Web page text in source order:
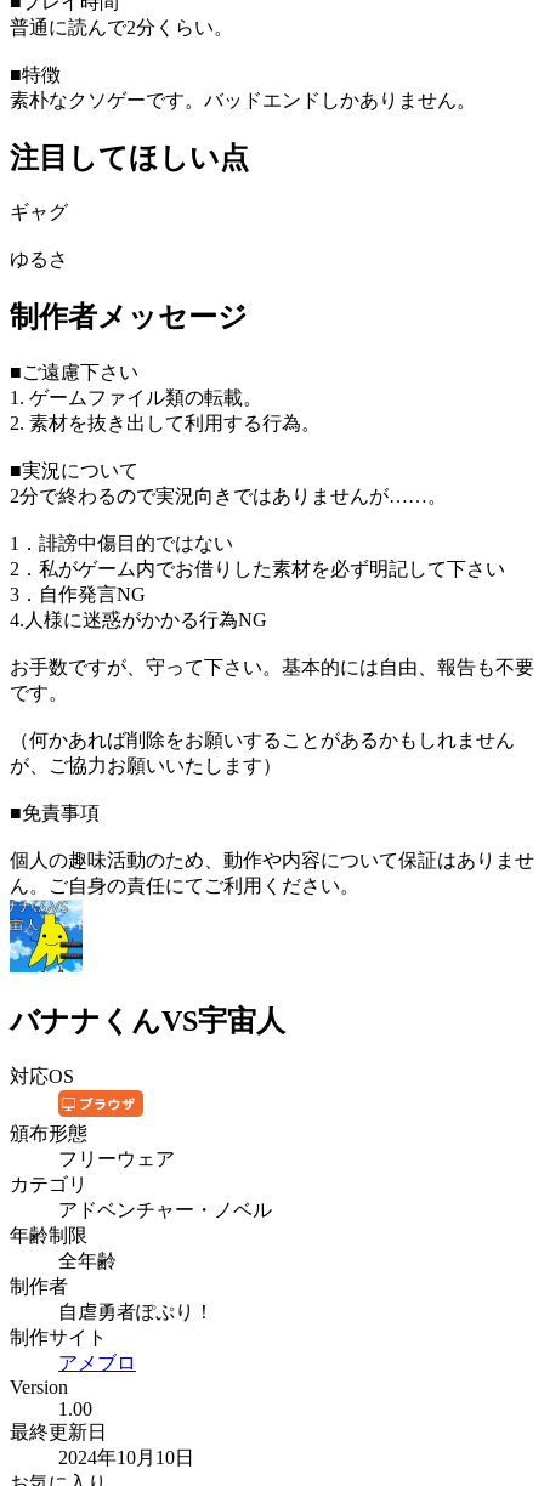
普通に読んで2分くらい。
■特徴
素朴なクソゲーです。バッドエンドしかありません。
注目してほしい点
ギャグ
ゆるさ
制作者メッセージ
■ご遠慮下さい
1. ゲームファイル類の転載。
2. 素材を抜き出して利用する行為。
■実況について
2分で終わるので実況向きではありませんが……。
1．誹謗中傷目的ではない
2．私がゲーム内でお借りした素材を必ず明記して下さい
3．自作発言NG
4.人様に迷惑がかかる行為NG
お手数ですが、守って下さい。基本的には自由、報告も不要
です。
（何かあれば削除をお願いすることがあるかもしれません
が、ご協力お願いいたします）
■免責事項
個人の趣味活動のため、動作や内容について保証はありませ
ん。ご自身の責任にてご利用ください。
バナナくんVS宇宙人
対応OS
頒布形態
フリーウェア
カテゴリ
アドベンチャー・ノベル
年齢制限
全年齢
制作者
自虐勇者ぽぷり！
制作サイト
アメブロ
Version
1.00
最終更新日
2024年10月10日